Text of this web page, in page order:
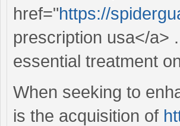
href="https://
prescription usa</a>
essential treatment
When seeking to
is the acquisition of